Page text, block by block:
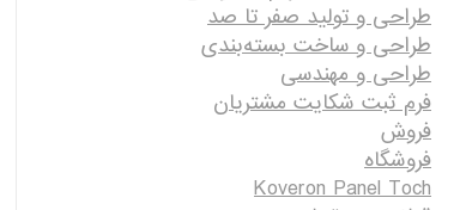
طراحی و تولید صفر تا صد
طراحی و ساخت بسته‌بندی
طراحی و مهندسی
فرم ثبت شکایت مشتریان
فروش
فروشگاه
Koveron Panel Toch